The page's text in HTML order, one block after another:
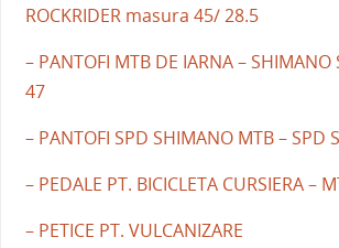
ROCKRIDER masura 45/ 28.5
– PANTOFI MTB DE IARNA – SHIMANO
47
– PANTOFI SPD SHIMANO MTB – SPD
– PEDALE PT. BICICLETA CURSIERA –
– PETICE PT. VULCANIZARE